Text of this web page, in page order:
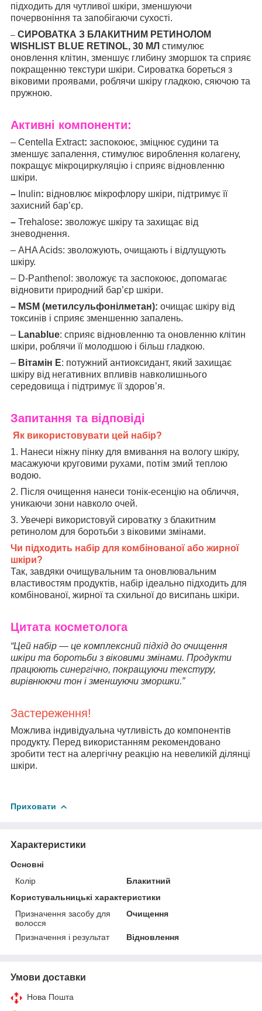
підходить для чутливої шкіри, зменшуючи
почервоніння та запобігаючи сухості.
– СИРОВАТКА З БЛАКИТНИМ РЕТИНОЛОМ
WISHLIST BLUE RETINOL, 30 МЛ стимулює
оновлення клітин, зменшує глибину зморшок та сприяє
покращенню текстури шкіри. Сироватка бореться з
віковими проявами, роблячи шкіру гладкою, сяючою та
пружною.
Активні компоненти:
– Centella Extract: заспокоює, зміцнює судини та
зменшує запалення, стимулює вироблення колагену,
покращує мікроциркуляцію і сприяє відновленню
шкіри.
– Inulin: відновлює мікрофлору шкіри, підтримує її
захисний бар’єр.
– Trehalose: зволожує шкіру та захищає від
зневоднення.
– AHA Acids: зволожують, очищають і відлущують
шкіру.
– D-Panthenol: зволожує та заспокоює, допомагає
відновити природний бар’єр шкіри.
– MSM (метилсульфонілметан): очищає шкіру від
токсинів і сприяє зменшенню запалень.
– Lanablue: сприяє відновленню та оновленню клітин
шкіри, роблячи її молодшою і більш гладкою.
– Вітамін E: потужний антиоксидант, який захищає
шкіру від негативних впливів навколишнього
середовища і підтримує її здоров’я.
Запитання та відповіді
Як використовувати цей набір?
1. Нанеси ніжну пінку для вмивання на вологу шкіру,
масажуючи круговими рухами, потім змий теплою
водою.
2. Після очищення нанеси тонік-есенцію на обличчя,
уникаючи зони навколо очей.
3. Увечері використовуй сироватку з блакитним
ретинолом для боротьби з віковими змінами.
Чи підходить набір для комбінованої або жирної
шкіри?
Так, завдяки очищувальним та оновлювальним
властивостям продуктів, набір ідеально підходить для
комбінованої, жирної та схильної до висипань шкіри.
Цитата косметолога
“Цей набір — це комплексний підхід до очищення
шкіри та боротьби з віковими змінами. Продукти
працюють синергічно, покращуючи текстуру,
вирівнюючи тон і зменшуючи зморшки.”
Застереження!
Можлива індивідуальна чутливість до компонентів
продукту. Перед використанням рекомендовано
зробити тест на алергічну реакцію на невеликій ділянці
шкіри.
Приховати
Характеристики
Основні
Колір
Блакитний
Користувальницькі характеристики
Призначення засобу для
волосся
Очищення
Призначення і результат Відновлення
Умови доставки
Нова Пошта